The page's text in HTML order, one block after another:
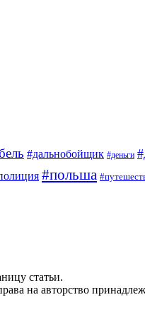
#дальнобойщик #деньги
#польша
статьи.
на авторство